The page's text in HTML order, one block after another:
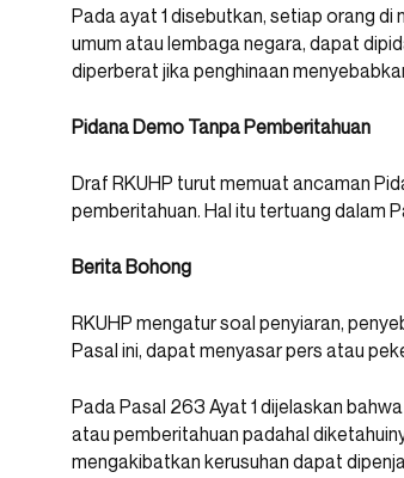
Pada ayat 1 disebutkan, setiap orang di
umum atau lembaga negara, dapat
diperberat jika penghinaan
Pidana Demo Tanpa Pemberitahuan
Draf RKUHP turut memuat ancaman
pemberitahuan. Hal itu tertuang dalam
Berita Bohong
RKUHP mengatur soal penyiaran,
Pasal ini, dapat menyasar pers atau
Pada Pasal 263 Ayat 1 dijelaskan
atau pemberitahuan padahal
mengakibatkan kerusuhan dapat